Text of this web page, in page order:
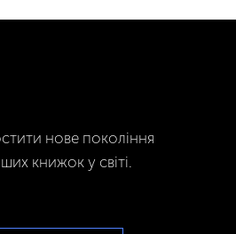
нове покоління
книжок у світі.